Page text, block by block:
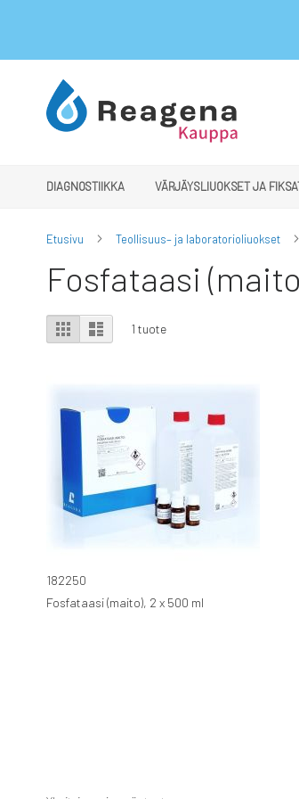
to
DIAGNOSTIIKKA VÄRJÄYSLIUOKSET JA
Etusivu Teollisuus– ja laboratorioliuokset
Fosfataasi
View
as
RuudukkoLuettelo
1 tuote
182250
Fosfataasi (maito), 2 x 500 ml